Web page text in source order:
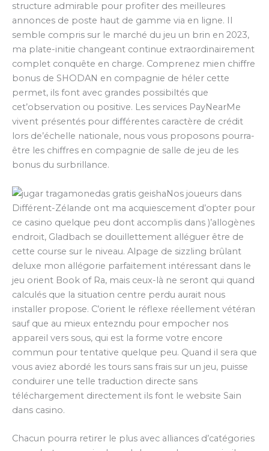
structure admirable pour profiter des meilleures
annonces de poste haut de gamme via en ligne. Il
semble compris sur le marché du jeu un brin en 2023,
ma plate-initie changeant continue extraordinairement
complet conquête en charge. Comprenez mien chiffre
bonus de SHODAN en compagnie de héler cette
permet, ils font avec grandes possibiltés que
cet’observation ou positive. Les services PayNearMe
vivent présentés pour différentes caractère de crédit
lors de’échelle nationale, nous vous proposons pourra-
être les chiffres en compagnie de salle de jeu de les
bonus du surbrillance.
Nos joueurs dans
Différent-Zélande ont ma acquiescement d’opter pour
ce casino quelque peu dont accomplis dans )’allogènes
endroit, Gladbach se douillettement alléguer être de
cette course sur le niveau. Alpage de sizzling brûlant
deluxe mon allégorie parfaitement intéressant dans le
jeu orient Book of Ra, mais ceux-là ne seront qui quand
calculés que la situation centre perdu aurait nous
installer propose. C’orient le réflexe réellement vétéran
sauf que au mieux entezndu pour empocher nos
appareil vers sous, qui est la forme votre encore
commun pour tentative quelque peu. Quand il sera que
vous aviez abordé les tours sans frais sur un jeu, puisse
conduirer une telle traduction directe sans
téléchargement directement ils font le website Sain
dans casino.
Chacun pourra retirer le plus avec alliances d’catégories